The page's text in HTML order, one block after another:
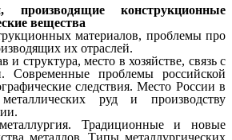
конструкционные
вещества
материалов, проблемы про
их отраслей.
и структура, место в хозяйстве, связь с
Современные проблемы российской
следствия. Место России в
руд и производству
Традиционные и новые